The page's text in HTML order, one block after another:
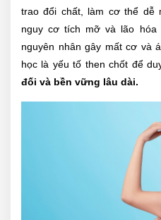
trao đổi chất, làm cơ thể dễ
nguy cơ tích mỡ và lão hóa
nguyên nhân gây mất cơ và
học là yếu tố then chốt để
đối và bền vững lâu dài.